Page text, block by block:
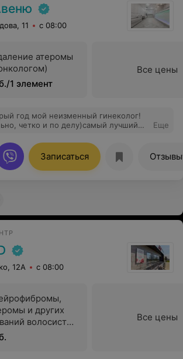
11 с 08:00
атеромы
1 элемент
Все цены
год мой неизменный гинеколог!
четко и по делу)самый лучший
Еще
Записаться Отзывы
12А с 08:00
и других
волосистой
Все цены